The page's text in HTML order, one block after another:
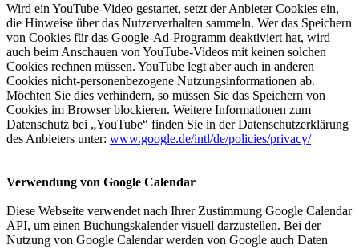
Wird ein YouTube-Video gestartet, setzt der Anbieter Cookies ein,
die Hinweise über das Nutzerverhalten sammeln. Wer das Speichern
von Cookies für das Google-Ad-Programm deaktiviert hat, wird
auch beim Anschauen von YouTube-Videos mit keinen solchen
Cookies rechnen müssen. YouTube legt aber auch in anderen
Cookies nicht-personenbezogene Nutzungsinformationen ab.
Möchten Sie dies verhindern, so müssen Sie das Speichern von
Cookies im Browser blockieren. Weitere Informationen zum
Datenschutz bei „YouTube“ finden Sie in der Datenschutzerklärung
des Anbieters unter: www.google.de/intl/de/policies/privacy/
Verwendung von Google Calendar
Diese Webseite verwendet nach Ihrer Zustimmung Google Calendar
API, um einen Buchungskalender visuell darzustellen. Bei der
Nutzung von Google Calendar werden von Google auch Daten